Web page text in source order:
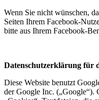
Wenn Sie nicht wünschen,
Seiten Ihrem Facebook-
bitte aus Ihrem Facebook-
Datenschutzerklärung für
Diese Website benutzt
der Google Inc. („Google“).